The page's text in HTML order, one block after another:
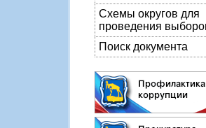
Схемы округов для
проведения
Поиск документа